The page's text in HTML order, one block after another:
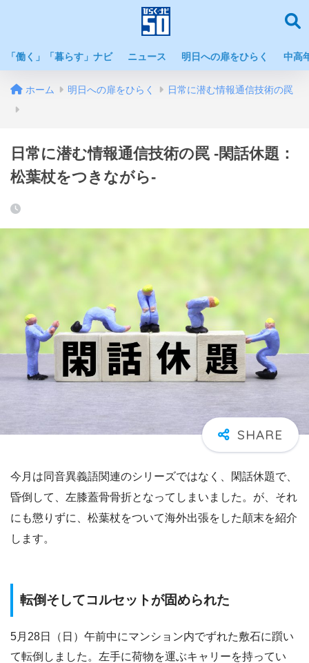
「働く」「暮らす」ナビ ニュース 明日への扉をひらく 中高
ホーム 明日への扉をひらく 日常に潜む情報通信技術の罠
日常に潜む情報通信技術の罠 -閑話休題：
松葉杖をつきながら-
今月は同音異義語関連のシリーズではなく、閑話休題で、
昏倒して、左膝蓋骨骨折となってしまいました。が、それ
にも懲りずに、松葉杖をついて海外出張をした顛末を紹介
します。
転倒そしてコルセットが固められた
5月28日（日）午前中にマンション内でずれた敷石に躓い
て転倒しました。左手に荷物を運ぶキャリーを持ってい